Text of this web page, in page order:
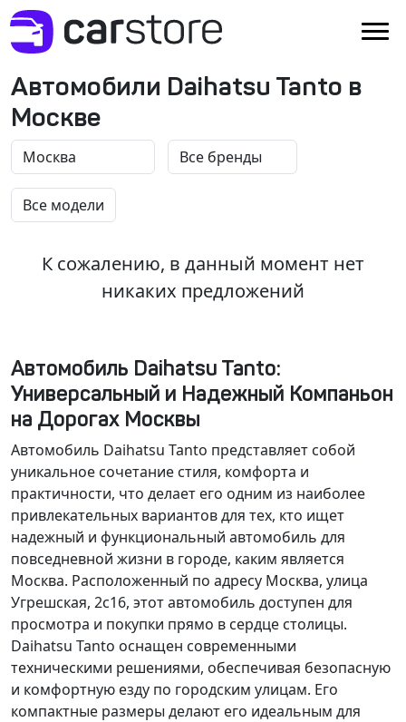
Автомобили Daihatsu Tanto в
Москве
К сожалению, в данный момент нет
никаких предложений
Автомобиль Daihatsu Tanto:
Универсальный и Надежный Компаньон
на Дорогах Москвы
Автомобиль Daihatsu Tanto представляет собой
уникальное сочетание стиля, комфорта и
практичности, что делает его одним из наиболее
привлекательных вариантов для тех, кто ищет
надежный и функциональный автомобиль для
повседневной жизни в городе, каким является
Москва. Расположенный по адресу Москва, улица
Угрешская, 2с16, этот автомобиль доступен для
просмотра и покупки прямо в сердце столицы.
Daihatsu Tanto оснащен современными
техническими решениями, обеспечивая безопасную
и комфортную езду по городским улицам. Его
компактные размеры делают его идеальным для